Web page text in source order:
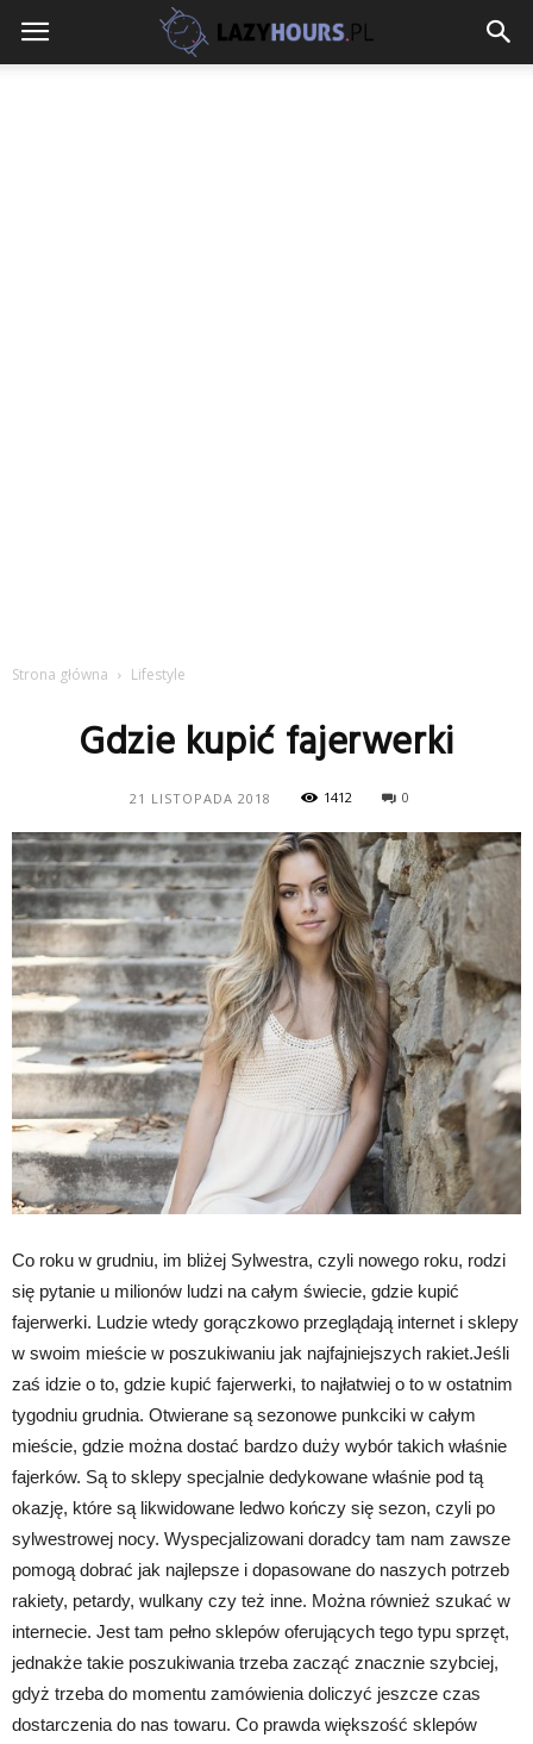
lazyhours.pl
Strona główna Lifestyle
Gdzie kupić fajerwerki
21 LISTOPADA 2018 1412 0
Co roku w grudniu, im bliżej Sylwestra, czyli nowego roku, rodzi
się pytanie u milionów ludzi na całym świecie, gdzie kupić
fajerwerki. Ludzie wtedy gorączkowo przeglądają internet i sklepy
w swoim mieście w poszukiwaniu jak najfajniejszych rakiet.Jeśli
zaś idzie o to, gdzie kupić fajerwerki, to najłatwiej o to w ostatnim
tygodniu grudnia. Otwierane są sezonowe punkciki w całym
mieście, gdzie można dostać bardzo duży wybór takich właśnie
fajerków. Są to sklepy specjalnie dedykowane właśnie pod tą
okazję, które są likwidowane ledwo kończy się sezon, czyli po
sylwestrowej nocy. Wyspecjalizowani doradcy tam nam zawsze
pomogą dobrać jak najlepsze i dopasowane do naszych potrzeb
rakiety, petardy, wulkany czy też inne. Można również szukać w
internecie. Jest tam pełno sklepów oferujących tego typu sprzęt,
jednakże takie poszukiwania trzeba zacząć znacznie szybciej,
gdyż trzeba do momentu zamówienia doliczyć jeszcze czas
dostarczenia do nas towaru. Co prawda większość sklepów